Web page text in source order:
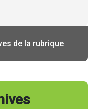
de la rubrique